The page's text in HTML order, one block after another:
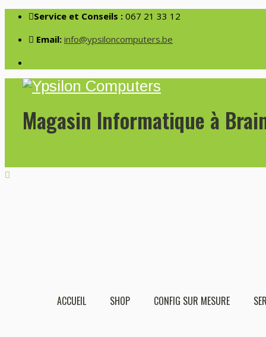
Service et Conseils : 067 21 33 12
Email: info@ypsiloncomputers.be
Magasin Informatique à
ACCUEIL SHOP CONFIG SUR MESURE